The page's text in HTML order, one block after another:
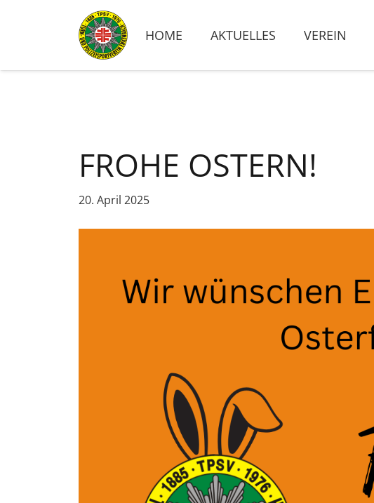
HOME AKTUELLES VEREIN
FROHE OSTERN!
20. April 2025